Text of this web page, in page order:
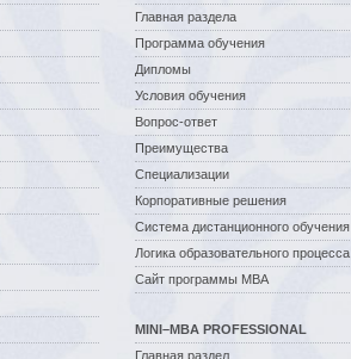
Главная раздела
Программа обучения
Дипломы
Условия обучения
Вопрос-ответ
Преимущества
Специализации
Корпоративные решения
Система дистанционного обучения
Логика образовательного процесса
Сайт программы MBA
MINI–MBA PROFESSIONAL
Главная раздел